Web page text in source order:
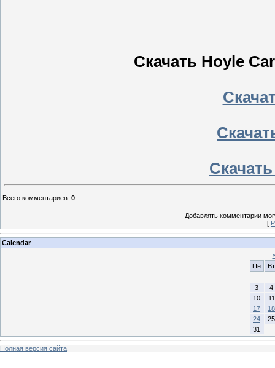
Скачать Hoyle
Всего комментариев: 0
Добавлять комментарии
[
Calendar
Пн
Вт
3
4
10
11
17
18
24
25
31
Полная версия сайта